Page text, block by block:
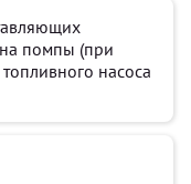
помпы (при
насоса